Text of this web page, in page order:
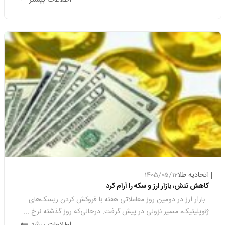
از چهره‌های قدیمی و 20 نفر از چهره‌های جدید صنف طلا و جواهر
آرامش پایان هفته ارز
رئیس اتحادیه طلا و جواهر زاهدان با انتقاد از رویه کنونی صدور مجوزها
و نادیده گرفتن ملاحظات امنیتی و تخصصی در مناطق مرزی گفت:
صدور بی‌ضابطه مجوزهای ری‌گیری و آب‌شده‌فروشی در زاهدان، راه را
برای قاچاق سازمان‌یافته و پولشویی طلا هموار کرده و این عملا...
معادله پیچیده طلا؛ رکورد تازه در راه است یا ریزش قیمت؟
نشست مشترک اتحادیه طلا و جواهر و دانشگاه جامع علمی کاربردی در
جهت رشد سطح علمی دانشگاه طلا و جواهر
اونس طلا به مسیر افزایش قیمت بازگشت
مهلت بخشودگی جریمه قانون مالیات بر ارزش افزوده تا 31 تیر تمدید
رئیس اتحادیه طلا و جواهر ارومیه از برگزاری دومین نمایشگاه تخصصی
طلا، جواهر، نقره، ساعت، گوهرسنگ‌ها، ماشین‌آلات و صنایع وابسته از
27 تا 30 مردادماه 1405 در محل شرکت نمایشگاه‌های بین‌المللی ارومیه
خبر داد و گفت: رویکرد اصلی این رویداد، تمرکز بر صادر...
اتحادیه طلا1405/05/12
کاهش تنش، بازار ارز و سکه را آرام کرد
‌ بازار ارز در دومین روز معاملاتی هفته با فروکش کردن ریسک‌های
ژئوپلیتیک، مسیر نزولی در پیش گرفت. درحالی‌که روز گذشته نرخ ...